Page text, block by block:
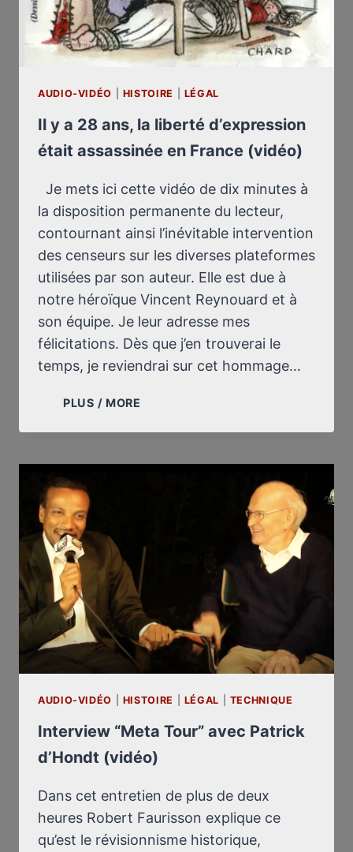
AUDIO-VIDÉO HISTOIRE LÉGAL
Il y a 28 ans, la liberté d’expression
était assassinée en France (vidéo)
Je mets ici cette vidéo de dix minutes à
la disposition permanente du lecteur,
contournant ainsi l’inévitable intervention
des censeurs sur les diverses plateformes
utilisées par son auteur. Elle est due à
notre héroïque Vincent Reynouard et à
son équipe. Je leur adresse mes
félicitations. Dès que j’en trouverai le
temps, je reviendrai sur cet hommage…
PLUS / MORE
A
ÉTAIT
ASSASSINÉE
EN
FRANCE
(VIDÉO)
AUDIO-VIDÉO HISTOIRE LÉGAL TECHNIQUE
Interview “Meta Tour” avec Patrick
d’Hondt (vidéo)
Dans cet entretien de plus de deux
heures Robert Faurisson explique ce
qu’est le révisionnisme historique,